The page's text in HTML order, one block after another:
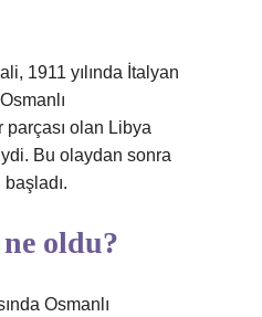
1911 yılında İtalyan
parçası olan Libya
Bu olaydan sonra
ne oldu?
Osmanlı